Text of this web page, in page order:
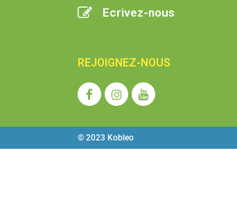
Ecrivez-nous
REJOIGNEZ-NOUS
© 2023 Kobleo